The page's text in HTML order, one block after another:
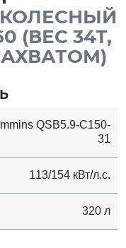
(ВЕС 34Т,
QSB5.9-C150-
31
113/154 кВт/л.с.
320 л